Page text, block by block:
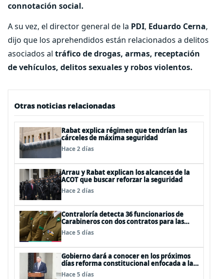
connotación social.
A su vez, el director general de la PDI, Eduardo Cerna,
dijo que los aprehendidos están relacionados a delitos
asociados al tráfico de drogas, armas, receptación
de vehículos, delitos sexuales y robos violentos.
Otras noticias relacionadas
Rabat explica régimen que tendrían las
cárceles de máxima seguridad
Hace 2 días
Arrau y Rabat explican los alcances de la
ACOT que buscar reforzar la seguridad
Hace 2 días
Contraloría detecta 36 funcionarios de
Carabineros con dos contratos para las
mismas funciones
Hace 5 días
Gobierno dará a conocer en los próximos
días reforma constitucional enfocada a la
seguridad
Hace 5 días